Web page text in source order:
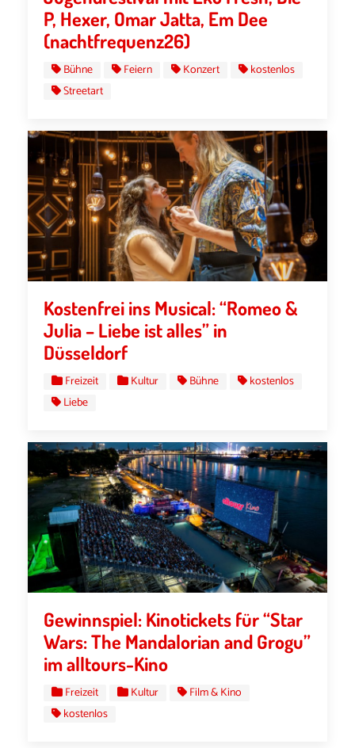
P, Hexer, Omar Jatta, Em Dee
(nachtfrequenz26)
Bühne Feiern Konzert
kostenlos
Streetart
Kostenfrei ins Musical: “Romeo &
Julia – Liebe ist alles” in
Düsseldorf
Freizeit Kultur Bühne
kostenlos
Liebe
Gewinnspiel: Kinotickets für “Star
Wars: The Mandalorian and Grogu”
im alltours-Kino
Freizeit Kultur
Film & Kino
kostenlos